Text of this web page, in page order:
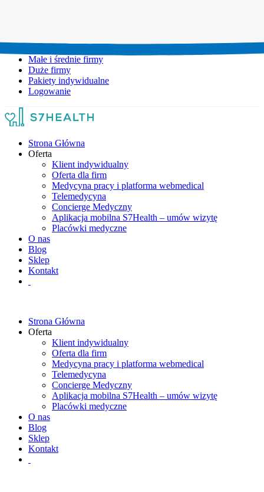
Małe i średnie firmy
Duże firmy
Pakiety indywidualne
Logowanie
Strona Główna
Oferta
Klient indywidualny
Oferta dla firm
Medycyna pracy i platforma webmedical
Telemedycyna
Concierge Medyczny
Aplikacja mobilna S7Health – umów wizytę
Placówki medyczne
O nas
Blog
Sklep
Kontakt
Strona Główna
Oferta
Klient indywidualny
Oferta dla firm
Medycyna pracy i platforma webmedical
Telemedycyna
Concierge Medyczny
Aplikacja mobilna S7Health – umów wizytę
Placówki medyczne
O nas
Blog
Sklep
Kontakt